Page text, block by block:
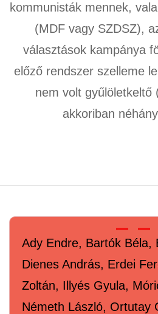
kommunisták mennek,
(MDF vagy SZDSZ),
választások kampánya
előző rendszer szelleme
nem volt gyűlöletkeltő
akkoriban
Ady Endre, Bartók Béla,
Dienes András, Erdei
Zoltán, Illyés Gyula,
Németh László, Ortutay